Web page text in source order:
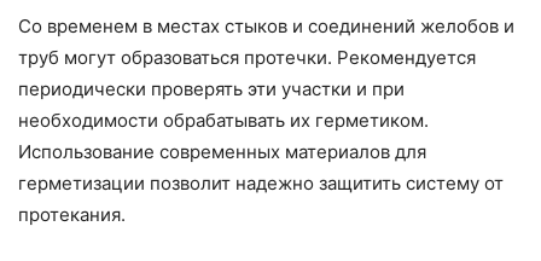
Со временем в местах стыков и соединений желобов и
труб могут образоваться протечки. Рекомендуется
периодически проверять эти участки и при
необходимости обрабатывать их герметиком.
Использование современных материалов для
герметизации позволит надежно защитить систему от
протекания.